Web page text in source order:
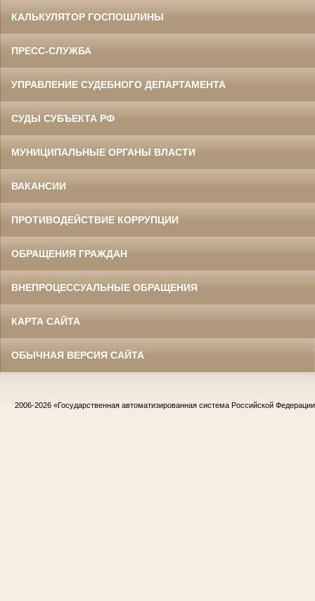
КАЛЬКУЛЯТОР ГОСПОШЛИНЫ
ПРЕСС-СЛУЖБА
УПРАВЛЕНИЕ СУДЕБНОГО ДЕПАРТАМЕНТА
СУДЫ СУБЪЕКТА РФ
МУНИЦИПАЛЬНЫЕ ОРГАНЫ ВЛАСТИ
ВАКАНСИИ
ПРОТИВОДЕЙСТВИЕ КОРРУПЦИИ
ОБРАЩЕНИЯ ГРАЖДАН
ВНЕПРОЦЕССУАЛЬНЫЕ ОБРАЩЕНИЯ
КАРТА САЙТА
ОБЫЧНАЯ ВЕРСИЯ САЙТА
2006-2026 «Государственная автоматизированная система Российской